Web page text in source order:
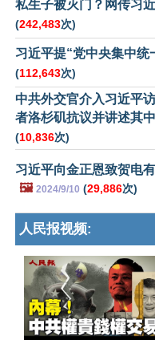
私生子被灭门？网传习
(242,483次)
习近平提“党中央集中统
(112,643次)
中共外交官介入习近平
者洛杉矶抗议并讲述其
(10,836次)
习近平向金正恩致贺电
🖼️ 2024/9/10 (29,886次)
人民报视频: